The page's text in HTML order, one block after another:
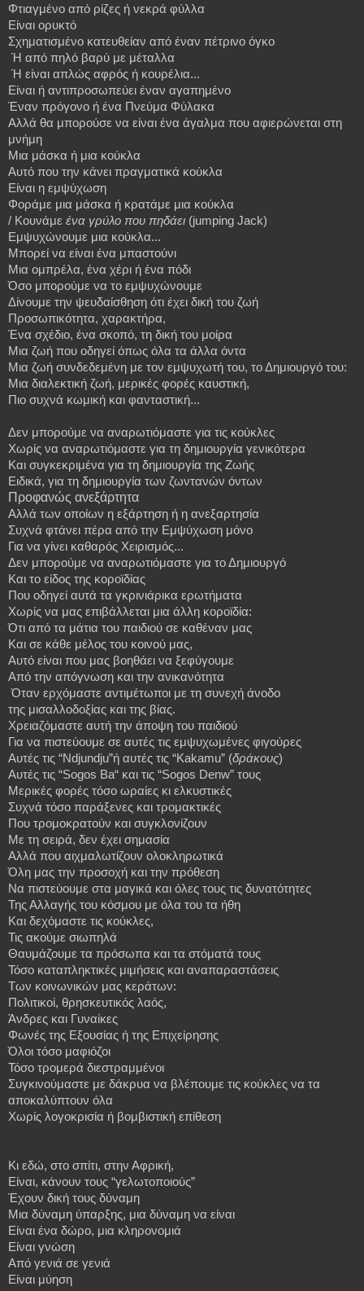
Φτιαγμένο από ρίζες ή νεκρά φύλλα
Είναι ορυκτό
Σχηματισμένο κατευθείαν από έναν πέτρινο όγκο
Ή από πηλό βαρύ με μέταλλα
Ή είναι απλώς αφρός ή κουρέλια...
Είναι ή αντιπροσωπεύει έναν αγαπημένο
Έναν πρόγονο ή ένα Πνεύμα Φύλακα
Αλλά θα μπορούσε να είναι ένα άγαλμα που αφιερώνεται στη
μνήμη
Μια μάσκα ή μια κούκλα
Αυτό που την κάνει πραγματικά κούκλα
Είναι η εμψύχωση
Φοράμε μια μάσκα ή κρατάμε μια κούκλα
/ Κουνάμε ένα γρύλο που πηδάει (jumping Jack)
Εμψυχώνουμε μια κούκλα...
Μπορεί να είναι ένα μπαστούνι
Μια ομπρέλα, ένα χέρι ή ένα πόδι
Όσο μπορούμε να το εμψυχώνουμε
Δίνουμε την ψευδαίσθηση ότι έχει δική του ζωή
Προσωπικότητα, χαρακτήρα,
Ένα σχέδιο, ένα σκοπό, τη δική του μοίρα
Μια ζωή που οδηγεί όπως όλα τα άλλα όντα
Μια ζωή συνδεδεμένη με τον εμψυχωτή του, τοΔημιουργό του:
Μια διαλεκτική ζωή, μερικές φορές καυστική,
Πιο συχνά κωμική και φανταστική...
Δεν μπορούμε να αναρωτιόμαστε για τις κούκλες
Χωρίς να αναρωτιόμαστε για τη δημιουργία γενικότερα
Και συγκεκριμένα για τη δημιουργία της Ζωής
Ειδικά, για τη δημιουργία των ζωντανών όντων
Προφανώς ανεξάρτητα
Αλλά των οποίων η εξάρτηση ή η ανεξαρτησία
Συχνά φτάνει πέρα από την Εμψύχωση μόνο
Για να γίνει καθαρός Χειρισμός...
Δεν μπορούμε να αναρωτιόμαστε για το Δημιουργό
Και το είδος της κοροϊδίας
Που οδηγεί αυτά τα γκρινιάρικα ερωτήματα
Χωρίς να μας επιβάλλεται μια άλλη κοροϊδία:
Ότι από τα μάτια του παιδιού σε καθέναν μας
Και σε κάθε μέλος του κοινού μας,
Αυτό είναι που μας βοηθάει να ξεφύγουμε
Από την απόγνωση και την ανικανότητα
Όταν ερχόμαστε αντιμέτωποι με τη συνεχή άνοδο
της μισαλλοδοξίας και της βίας.
Χρειαζόμαστε αυτή την άποψη του παιδιού
Για να πιστεύουμε σε αυτές τις εμψυχωμένες φιγούρες
Αυτές τις “Ndjundju”ή αυτές τις “Kakamu” (δράκους)
Αυτές τις “Sogos Ba“ και τις “Sogos Denw” τους
Μερικές φορές τόσο ωραίες κι ελκυστικές
Συχνά τόσο παράξενες και τρομακτικές
Που τρομοκρατούν και συγκλονίζουν
Με τη σειρά, δεν έχει σημασία
Αλλά που αιχμαλωτίζουν ολοκληρωτικά
Όλη μας την προσοχή και την πρόθεση
Να πιστεύουμε στα μαγικά και όλες τους τις δυνατότητες
Της Αλλαγής του κόσμου με όλα του τα ήθη
Και δεχόμαστε τις κούκλες,
Τις ακούμε σιωπηλά
Θαυμάζουμε τα πρόσωπα και τα στόματά τους
Τόσο καταπληκτικές μιμήσεις και αναπαραστάσεις
Των κοινωνικών μας κεράτων:
Πολιτικοί, θρησκευτικός λαός,
Άνδρες και Γυναίκες
Φωνές της Εξουσίας ή της Επιχείρησης
Όλοι τόσο μαφιόζοι
Τόσο τρομερά διεστραμμένοι
Συγκινούμαστε με δάκρυα να βλέπουμε τις κούκλες να τα
αποκαλύπτουν όλα
Χωρίς λογοκρισία ή βομβιστική επίθεση
Κι εδώ, στο σπίτι, στην Αφρική,
Είναι, κάνουν τους “γελωτοποιούς”
Έχουν δική τους δύναμη
Μια δύναμη ύπαρξης, μια δύναμη να είναι
Είναι ένα δώρο, μια κληρονομιά
Είναι γνώση
Από γενιά σε γενιά
Είναι μύηση